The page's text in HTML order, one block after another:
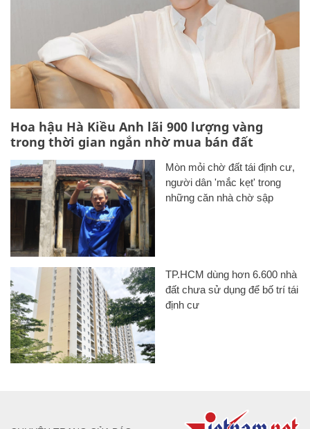
Hoa hậu Hà Kiều Anh lãi 900 lượng vàng
trong thời gian ngắn nhờ mua bán đất
Mòn mỏi chờ đất tái định cư,
người dân 'mắc kẹt' trong
những căn nhà chờ sập
TP.HCM dùng hơn 6.600 nhà
đất chưa sử dụng để bố trí tái
định cư